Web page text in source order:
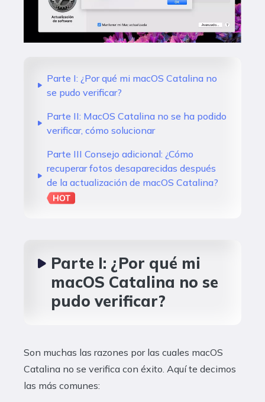
Parte I: ¿Por qué mi macOS Catalina no
se pudo verificar?
Parte II: MacOS Catalina no se ha podido
verificar, cómo solucionar
Parte III Consejo adicional: ¿Cómo
recuperar fotos desaparecidas después
de la actualización de macOS Catalina?
Parte I: ¿Por qué mi
macOS Catalina no se
pudo verificar?
Son muchas las razones por las cuales macOS
Catalina no se verifica con éxito. Aquí te decimos
las más comunes: